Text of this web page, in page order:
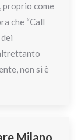
proprio come
che “Call
non si è
Milano